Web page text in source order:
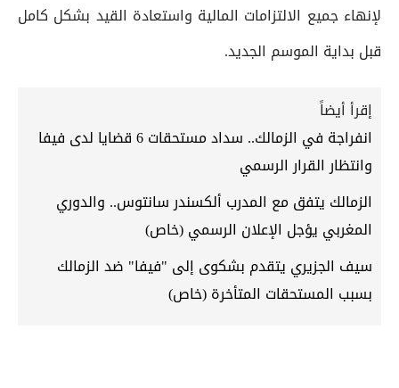
لإنهاء جميع الالتزامات المالية واستعادة القيد بشكل كامل
قبل بداية الموسم الجديد.
إقرأ أيضاً
انفراجة في الزمالك.. سداد مستحقات 6 قضايا لدى فيفا
وانتظار القرار الرسمي
الزمالك يتفق مع المدرب ألكسندر سانتوس.. والدوري
المغربي يؤجل الإعلان الرسمي (خاص)
سيف الجزيري يتقدم بشكوى إلى "فيفا" ضد الزمالك
بسبب المستحقات المتأخرة (خاص)